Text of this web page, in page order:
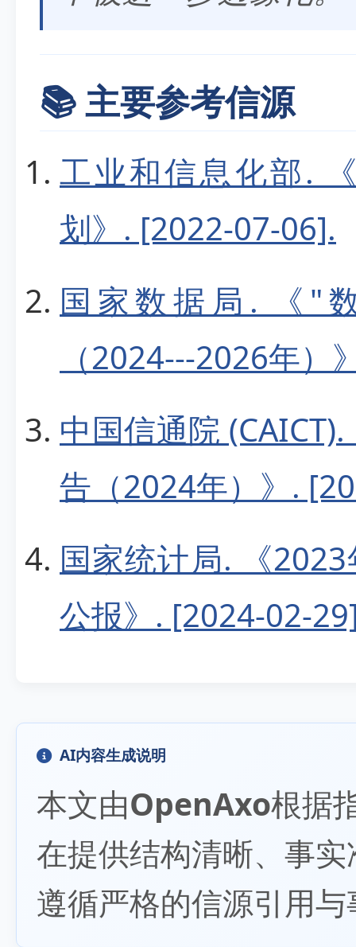
📚 主要参考信源
工业和信息化部.
划》. [2022-07-06].
国家数据局. 《"
（2024---2026年
中国信通院
告（2024年）》.
国家统计局. 《
公报》. [2024-02-
AI内容生成说明
本文由OpenAxo根据
在提供结构清晰、事
遵循严格的信源引用